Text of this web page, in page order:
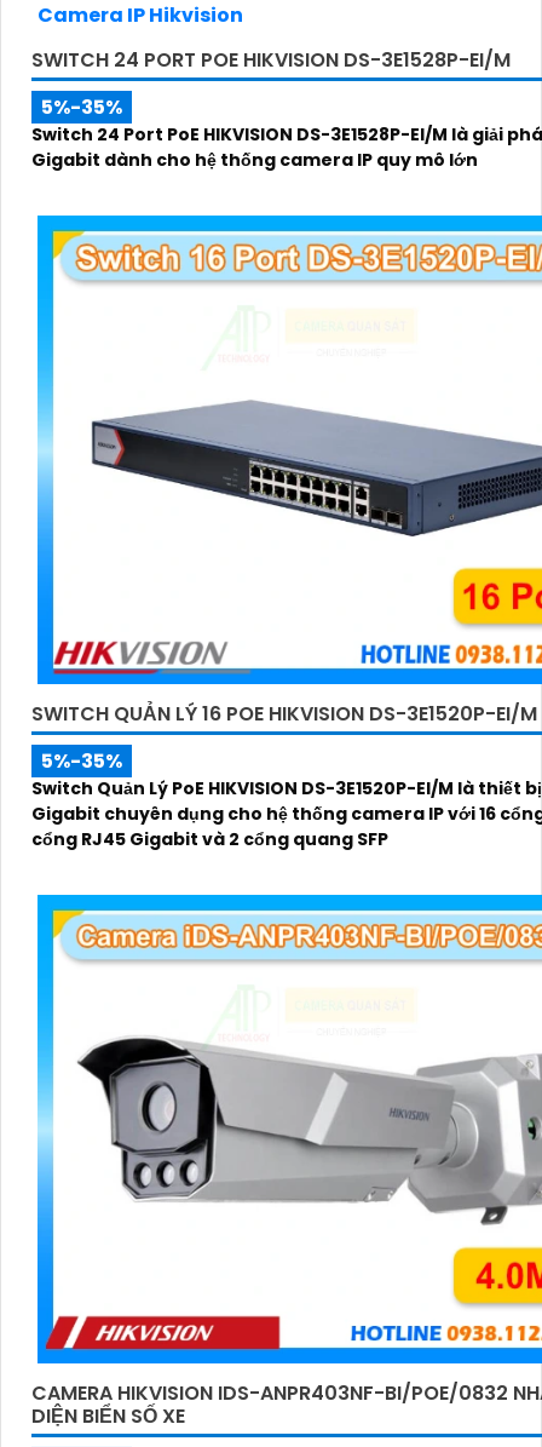
SWITCH 24 PORT POE HIKVISION DS-3E1528P-EI/M
5%-35%
Switch 24 Port PoE HIKVISION DS-3E1528P-EI/M là giải
Gigabit dành cho hệ thống camera IP quy mô lớn
SWITCH QUẢN LÝ 16 POE HIKVISION DS-3E1520P-EI/M
5%-35%
Switch Quản Lý PoE HIKVISION DS-3E1520P-EI/M là thiết
Gigabit chuyên dụng cho hệ thống camera IP với 16
cổng RJ45 Gigabit và 2 cổng quang SFP
CAMERA HIKVISION IDS-ANPR403NF-BI/POE/0832
DIỆN BIỂN SỐ XE